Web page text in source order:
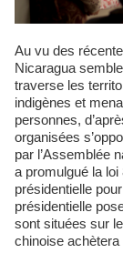
Au vu des
Nicaragua
traverse les
indigènes et
personnes,
organisées
par l’Assemblée
a promulgué la
présidentielle
présidentielle
sont situées sur
chinoise